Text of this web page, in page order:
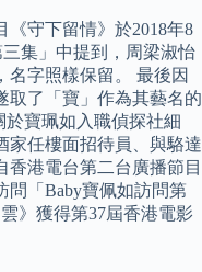
守下留情》於2018年8
集」中提到，周梁淑怡
名字照樣保留。 最後因
取了「寶」作為其藝名的
於寶珮如入職偵探社細
家任樓面招待員、與駱達
港電台第二台廣播節目
問「Baby寶佩如訪問第
》獲得第37屆香港電影